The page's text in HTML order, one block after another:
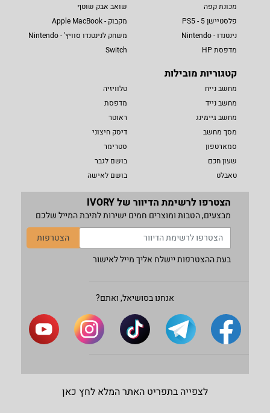
מכונת קפה
פלסטיישן 5 - PS5
נינטנדו - Nintendo
מדפסת HP
שואב אבק שוטף
מקבוק - Apple MacBook
משחק לנינטנדו סוויץ' - Nintendo
Switch
קטגוריות מובילות
מחשב נייח
מחשב נייד
מחשב גיימינג
מסך מחשב
סמארטפון
שעון חכם
טאבלט
טלוויזיה
מדפסת
ראוטר
דיסק חיצוני
סטרימר
בושם לגבר
בושם לאישה
הצטרפו לרשימת הדיוור של IVORY
מבצעים, הטבות ומוצרים חמים ישירות לתיבת המייל שלכם
הצטרפות
בעת ההצטרפות יישלח אליך מייל לאישור
אנחנו בסושיאל, ואתם?
לצפייה בתפריט האתר המלא לחץ כאן